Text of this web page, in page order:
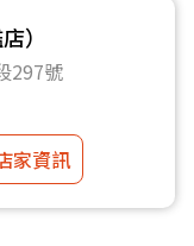
）
297號
家資訊